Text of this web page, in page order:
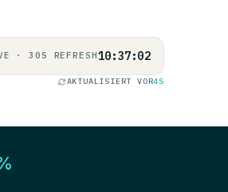
· 30S REFRESH10:37:03
AKTUALISIERT VOR5S